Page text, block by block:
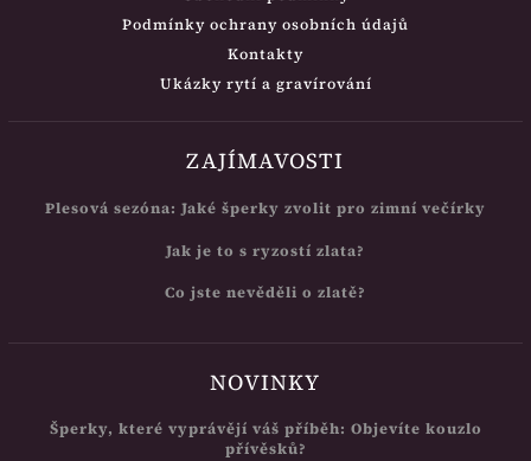
Podmínky ochrany osobních údajů
Kontakty
Ukázky rytí a gravírování
ZAJÍMAVOSTI
Plesová sezóna: Jaké šperky zvolit pro zimní večírky
Jak je to s ryzostí zlata?
Co jste nevěděli o zlatě?
NOVINKY
Šperky, které vyprávějí váš příběh: Objevíte kouzlo
přívěsků?